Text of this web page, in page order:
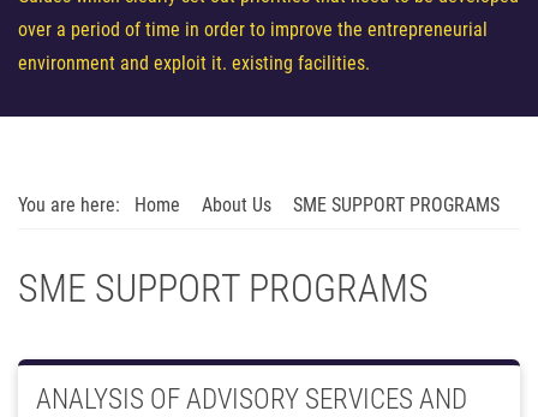
over a period of time in order to improve the entrepreneurial
environment and exploit it. existing facilities.
You are here: Home About Us SME SUPPORT PROGRAMS
SME SUPPORT PROGRAMS
ANALYSIS OF ADVISORY SERVICES AND